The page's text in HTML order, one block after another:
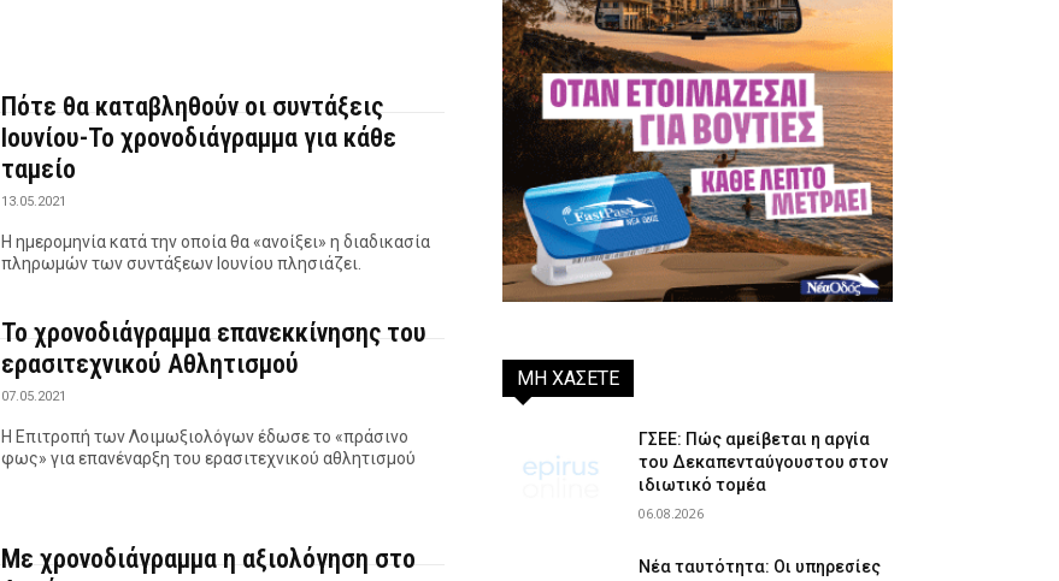
Πότε θα καταβληθούν οι συντάξεις
Ιουνίου-Το χρονοδιάγραμμα για κάθε
ταμείο
13.05.2021
Η ημερομηνία κατά την οποία θα «ανοίξει» η διαδικασία
πληρωμών των συντάξεων Ιουνίου πλησιάζει.
Το χρονοδιάγραμμα επανεκκίνησης του
ερασιτεχνικού Αθλητισμού
07.05.2021
Η Επιτροπή των Λοιμωξιολόγων έδωσε το «πράσινο
φως» για επανέναρξη του ερασιτεχνικού αθλητισμού
Με χρονοδιάγραμμα η αξιολόγηση στο
ΜΗ ΧΑΣΕΤΕ
ΓΣΕΕ: Πώς αμείβεται η αργία
του Δεκαπενταύγουστου στον
ιδιωτικό τομέα
06.08.2026
Νέα ταυτότητα: Οι υπηρεσίες